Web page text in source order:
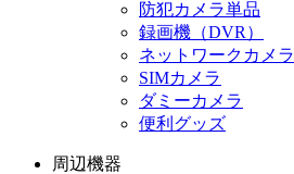
防犯カメラ単品
録画機（DVR）
ネットワークカメラ
SIMカメラ
ダミーカメラ
便利グッズ
周辺機器